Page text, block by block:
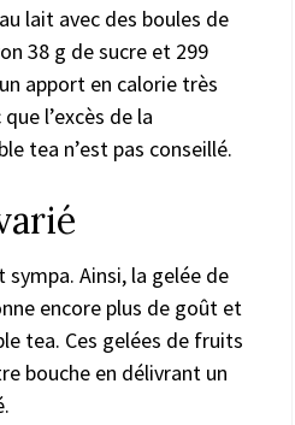
lait avec des boules de
38 g de sucre et 299
apport en calorie très
l’excès de la
tea n’est pas conseillé.
sympa. Ainsi, la gelée de
encore plus de goût et
tea. Ces gelées de fruits
bouche en délivrant un